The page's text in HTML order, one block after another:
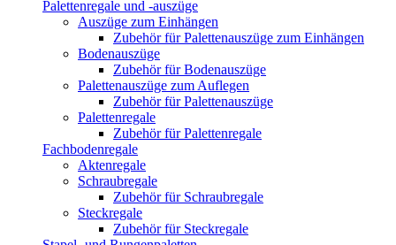
Palettenregale und -auszüge
Auszüge zum Einhängen
Zubehör für Palettenauszüge zum Einhängen
Bodenauszüge
Zubehör für Bodenauszüge
Palettenauszüge zum Auflegen
Zubehör für Palettenauszüge
Palettenregale
Zubehör für Palettenregale
Fachbodenregale
Aktenregale
Schraubregale
Zubehör für Schraubregale
Steckregale
Zubehör für Steckregale